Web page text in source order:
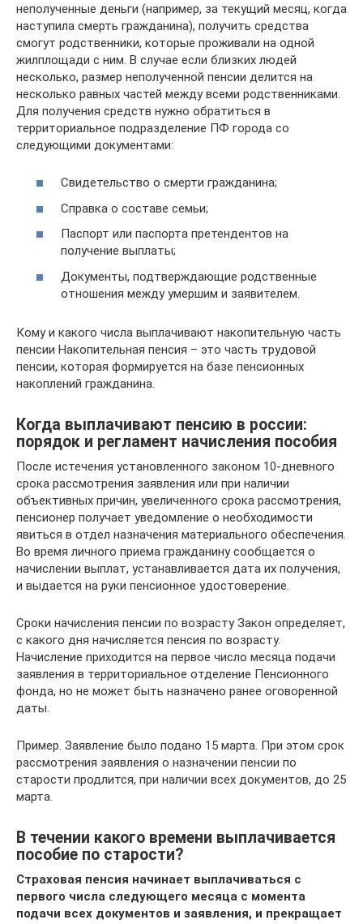
неполученные деньги (например, за текущий месяц, когда
наступила смерть гражданина), получить средства
смогут родственники, которые проживали на одной
жилплощади с ним. В случае если близких людей
несколько, размер неполученной пенсии делится на
несколько равных частей между всеми родственниками.
Для получения средств нужно обратиться в
территориальное подразделение ПФ города со
следующими документами:
Свидетельство о смерти гражданина;
Справка о составе семьи;
Паспорт или паспорта претендентов на
получение выплаты;
Документы, подтверждающие родственные
отношения между умершим и заявителем.
Кому и какого числа выплачивают накопительную часть
пенсии Накопительная пенсия – это часть трудовой
пенсии, которая формируется на базе пенсионных
накоплений гражданина.
Когда выплачивают пенсию в россии:
порядок и регламент начисления пособия
После истечения установленного законом 10-дневного
срока рассмотрения заявления или при наличии
объективных причин, увеличенного срока рассмотрения,
пенсионер получает уведомление о необходимости
явиться в отдел назначения материального обеспечения.
Во время личного приема гражданину сообщается о
начислении выплат, устанавливается дата их получения,
и выдается на руки пенсионное удостоверение.
Сроки начисления пенсии по возрасту Закон определяет,
с какого дня начисляется пенсия по возрасту.
Начисление приходится на первое число месяца подачи
заявления в территориальное отделение Пенсионного
фонда, но не может быть назначено ранее оговоренной
даты.
Пример. Заявление было подано 15 марта. При этом срок
рассмотрения заявления о назначении пенсии по
старости продлится, при наличии всех документов, до 25
марта.
В течении какого времени выплачивается
пособие по старости?
Страховая пенсия начинает выплачиваться с
первого числа следующего месяца с момента
подачи всех документов и заявления, и прекращает